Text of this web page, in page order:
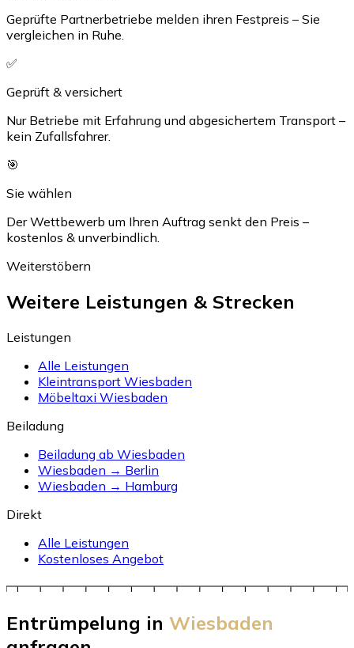
Geprüfte Partnerbetriebe melden ihren Festpreis – Sie
vergleichen in Ruhe.
✅
Geprüft & versichert
Nur Betriebe mit Erfahrung und abgesichertem Transport –
kein Zufallsfahrer.
🎯
Sie wählen
Der Wettbewerb um Ihren Auftrag senkt den Preis –
kostenlos & unverbindlich.
Weiterstöbern
Weitere Leistungen & Strecken
Leistungen
Alle Leistungen
Kleintransport Wiesbaden
Möbeltaxi Wiesbaden
Beiladung
Beiladung ab Wiesbaden
Wiesbaden → Berlin
Wiesbaden → Hamburg
Direkt
Alle Leistungen
Kostenloses Angebot
Entrümpelung in Wiesbaden